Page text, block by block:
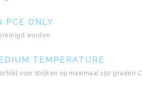
PCE ONLY
worden
TEMPERATURE
voor strijken op maximaal 150 graden C